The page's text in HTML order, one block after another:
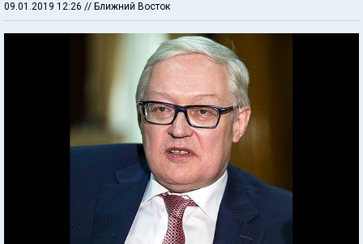
09.01.2019 12:26 // Ближний Восток